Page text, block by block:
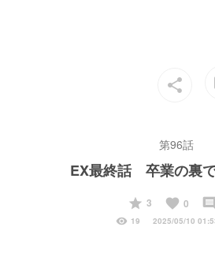
share
第96話
EX最終話 卒業の裏
start
3 favorite 0 insert_comment
visibility 19 2025/05/10